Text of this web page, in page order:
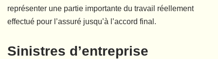
représenter une partie importante du travail réellement
effectué pour l’assuré jusqu’à l’accord final.
Sinistres d’entreprise